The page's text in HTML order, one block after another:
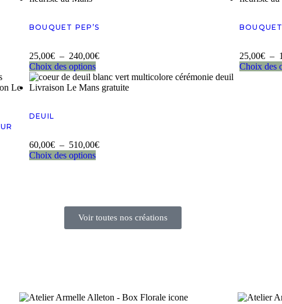
BOUQUET PEP’S
25,00€ – 240,00€
Choix des options
25,00€ –
Choix des
DEUIL
60,00€ – 510,00€
Choix des options
Voir toutes nos créations